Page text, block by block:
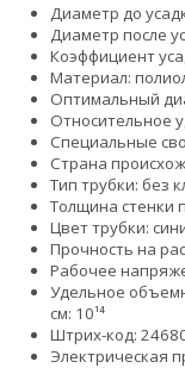
Диаметр до
Диаметр после
Коэффициент
Материал:
Оптимальный
Относительное
Специальные
Страна
Тип трубки: без
Толщина стенки
Цвет трубки:
Прочность на
Рабочее
Удельное
см: 10¹⁴
Штрих-код:
Электрическая